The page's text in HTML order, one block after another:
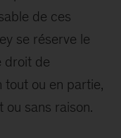
de ces
se réserve le
droit de
tout ou en partie,
ou sans raison.